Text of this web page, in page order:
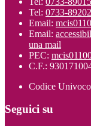
Tel: 0733-
Email:
Email:
una mail
PEC:
C.F.:
Codice
Seguici su